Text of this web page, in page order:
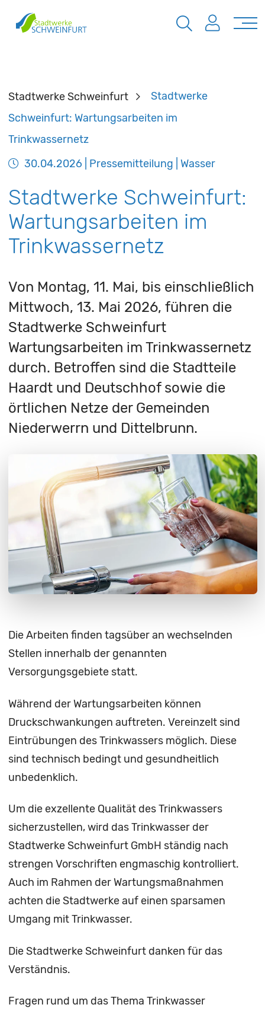
Stadtwerke Schweinfurt
Stadtwerke
Schweinfurt: Wartungsarbeiten im
Trinkwassernetz
30.04.2026| Pressemitteilung | Wasser
Stadtwerke Schweinfurt:
Wartungsarbeiten im
Trinkwassernetz
Von Montag, 11. Mai, bis einschließlich
Mittwoch, 13. Mai 2026, führen die
Stadtwerke Schweinfurt
Wartungsarbeiten im Trinkwassernetz
durch. Betroffen sind die Stadtteile
Haardt und Deutschhof sowie die
örtlichen Netze der Gemeinden
Niederwerrn und Dittelbrunn.
Die Arbeiten finden tagsüber an wechselnden
Stellen innerhalb der genannten
Versorgungsgebiete statt.
Während der Wartungsarbeiten können
Druckschwankungen auftreten. Vereinzelt sind
Eintrübungen des Trinkwassers möglich. Diese
sind technisch bedingt und gesundheitlich
unbedenklich.
Um die exzellente Qualität des Trinkwassers
sicherzustellen, wird das Trinkwasser der
Stadtwerke Schweinfurt GmbH ständig nach
strengen Vorschriften engmaschig kontrolliert.
Auch im Rahmen der Wartungsmaßnahmen
achten die Stadtwerke auf einen sparsamen
Umgang mit Trinkwasser.
Die Stadtwerke Schweinfurt danken für das
Verständnis.
Fragen rund um das Thema Trinkwasser